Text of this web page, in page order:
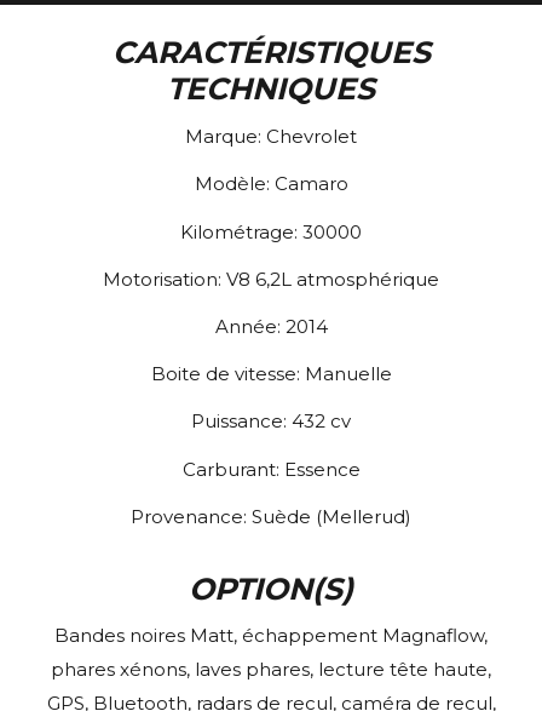
CARACTÉRISTIQUES
TECHNIQUES
Marque: Chevrolet
Modèle: Camaro
Kilométrage: 30000
Motorisation: V8 6,2L atmosphérique
Année: 2014
Boite de vitesse: Manuelle
Puissance: 432 cv
Carburant: Essence
Provenance: Suède (Mellerud)
OPTION(S)
Bandes noires Matt, échappement Magnaflow,
phares xénons, laves phares, lecture tête haute,
GPS, Bluetooth, radars de recul, caméra de recul,